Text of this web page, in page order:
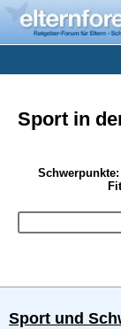
Sport in
Sport und